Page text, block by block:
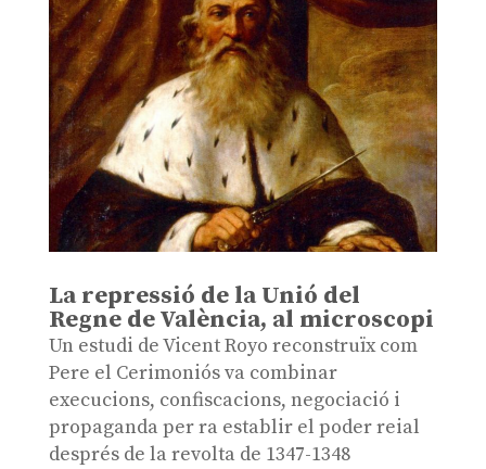
La repressió de la Unió del
Regne de València, al microscopi
Un estudi de Vicent Royo reconstruïx com
Pere el Cerimoniós va combinar
execucions, confiscacions, negociació i
propaganda per ra establir el poder reial
després de la revolta de 1347-1348